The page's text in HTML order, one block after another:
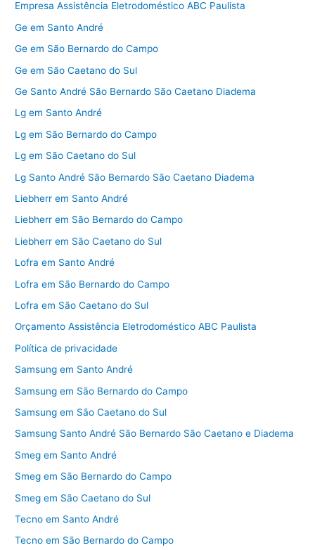
Empresa Assistência Eletrodoméstico ABC Paulista
Ge em Santo André
Ge em São Bernardo do Campo
Ge em São Caetano do Sul
Ge Santo André São Bernardo São Caetano Diadema
Lg em Santo André
Lg em São Bernardo do Campo
Lg em São Caetano do Sul
Lg Santo André São Bernardo São Caetano Diadema
Liebherr em Santo André
Liebherr em São Bernardo do Campo
Liebherr em São Caetano do Sul
Lofra em Santo André
Lofra em São Bernardo do Campo
Lofra em São Caetano do Sul
Orçamento Assistência Eletrodoméstico ABC Paulista
Política de privacidade
Samsung em Santo André
Samsung em São Bernardo do Campo
Samsung em São Caetano do Sul
Samsung Santo André São Bernardo São Caetano e Diadema
Smeg em Santo André
Smeg em São Bernardo do Campo
Smeg em São Caetano do Sul
Tecno em Santo André
Tecno em São Bernardo do Campo